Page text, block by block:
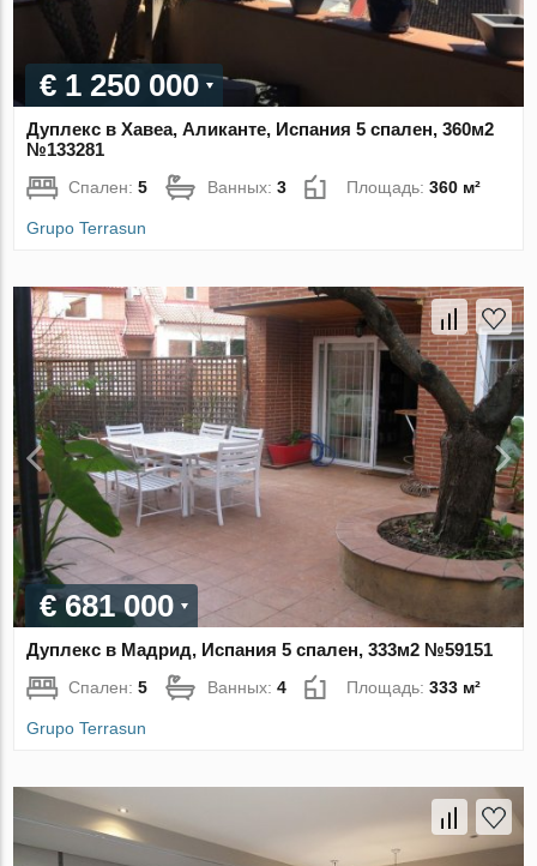
€ 1 250 000
Дуплекс в Хавеа, Аликанте, Испания 5 спален, 360м2
№133281
Спален:5 Ванных:3 Площадь:360 м²
Grupo Terrasun
€ 681 000
Дуплекс в Мадрид, Испания 5 спален, 333м2 №59151
Спален:5 Ванных:4 Площадь:333 м²
Grupo Terrasun